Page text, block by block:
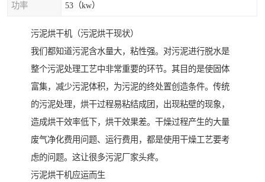
功率 53（kw）
污泥烘干机（污泥烘干现状）
我们都知道污泥含水量大，粘性强。对污泥进行脱水是
整个污泥处理工艺中非常重要的环节。其目的是使固体
富集，减少污泥体积，为污泥的终处置创造条件。传统
的污泥处理，烘干过程易粘结成团，出现粘壁的现象，
造成烘干效率低下，烘干效果差。干燥过程产生的大量
废气净化费用问题、运行费用，都是使用干燥工艺要考
虑的问题。这让很多污泥厂家头疼。
污泥烘干机应运而生